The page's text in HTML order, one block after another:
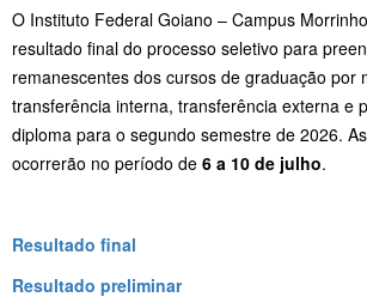
O Instituto Federal Goiano – Campus
resultado final do processo seletivo para
remanescentes dos cursos de graduação por
transferência interna, transferência externa e
diploma para o segundo semestre de 2026.
ocorrerão no período de 6 a 10 de julho.
Resultado final
Resultado preliminar